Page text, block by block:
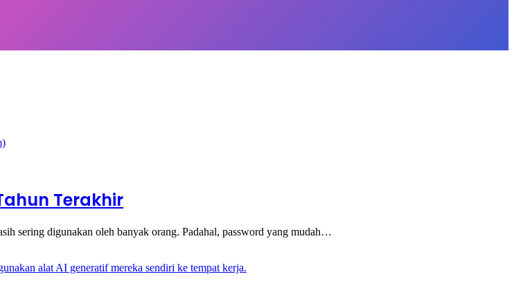
Terakhir
sering digunakan oleh banyak orang. Padahal, password yang mudah…